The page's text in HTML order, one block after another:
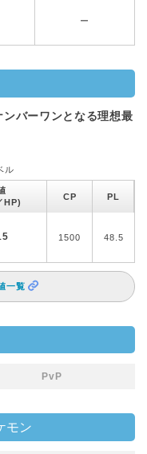
ー
バーワンとなる理想最
ル
HP)
CP PL
1500 48.5
一覧
PvP
モン